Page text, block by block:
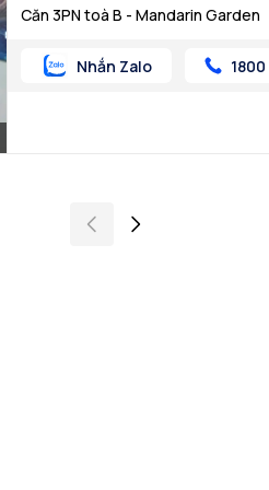
Căn 3PN toà B - Mandarin Garden
Nhắn Zalo